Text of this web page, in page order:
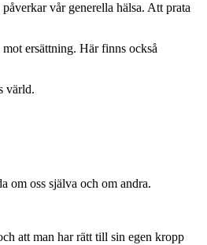
vår generella hälsa. Att prata
ersättning. Här finns också
värld.
om oss själva och om andra.
att man har rätt till sin egen kropp